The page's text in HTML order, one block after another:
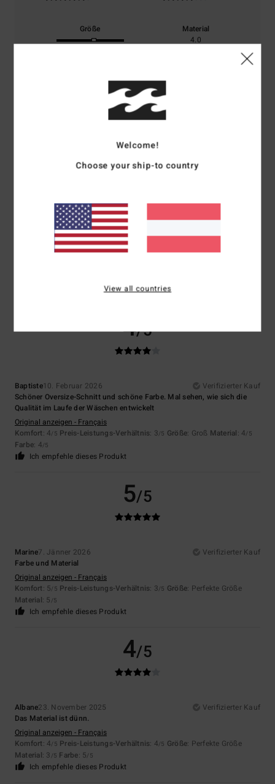
Größe
Material
4.0
Farbe
4.0
4/5
5. Mai 2026
Verifizierter Kauf
Als marineblau beschrieben, aber es ist kaum mehr als dunkelblau.
Ansonsten fällt es normal aus und das Material ist schön
Original anzeigen - English
Ich empfehle dieses Produkt
4/5
Baptiste10. Februar 2026
Verifizierter Kauf
Schöner Oversize-Schnitt und schöne Farbe. Mal sehen, wie sich die
Qualität im Laufe der Wäschen entwickelt
Original anzeigen - Français
Komfort: 4/5 Preis-Leistungs-Verhältnis: 3/5 Größe: Groß Material: 4/5
Farbe: 4/5
Ich empfehle dieses Produkt
5/5
Marine7. Jänner 2026
Verifizierter Kauf
Farbe und Material
Original anzeigen - Français
Komfort: 5/5 Preis-Leistungs-Verhältnis: 3/5 Größe: Perfekte Größe
Material: 5 /5
Ich empfehle dieses Produkt
4/5
Albane23. November 2025
Verifizierter Kauf
Das Material ist dünn.
Original anzeigen - Français
Komfort: 4/5 Preis-Leistungs-Verhältnis: 4/5 Größe: Perfekte Größe
Material: 3 /5 Farbe: 5/5
Ich empfehle dieses Produkt
Welcome!
Choose your ship-to country
View all countries